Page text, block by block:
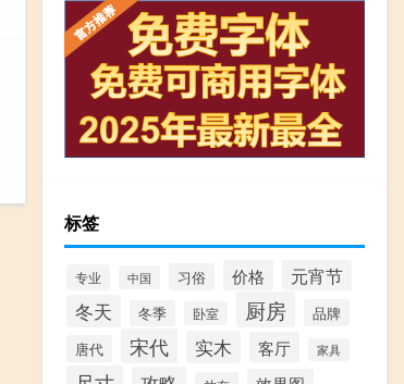
标签
专业 中国 习俗 价格 元宵节
冬天 冬季 卧室 厨房
品牌
唐代
宋代 实木 客厅 家具